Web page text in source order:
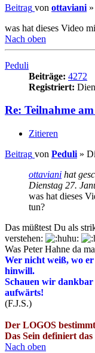
Beitrag von ottaviani »
was hat dieses Video
Nach oben
Peduli
Beiträge: 4272
Registriert:
Re: Teilnahme
Zitieren
Beitrag von Peduli »
ottaviani hat
Dienstag 27.
was hat dieses
tun?
Das müßtest Du als
verstehen:
Was Peter Hahne da
Wer nicht weiß, wo
hinwill.
Schauen wir
aufwärts!
(F.J.S.)
Der LOGOS
Das Sein definiert
Nach oben